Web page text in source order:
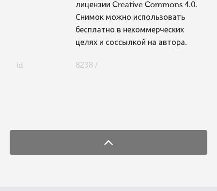
лицензии Creative Commons 4.0.
Снимок можно использовать
бесплатно в некоммерческих
целях и соссылкой на автора.
id 8238 /